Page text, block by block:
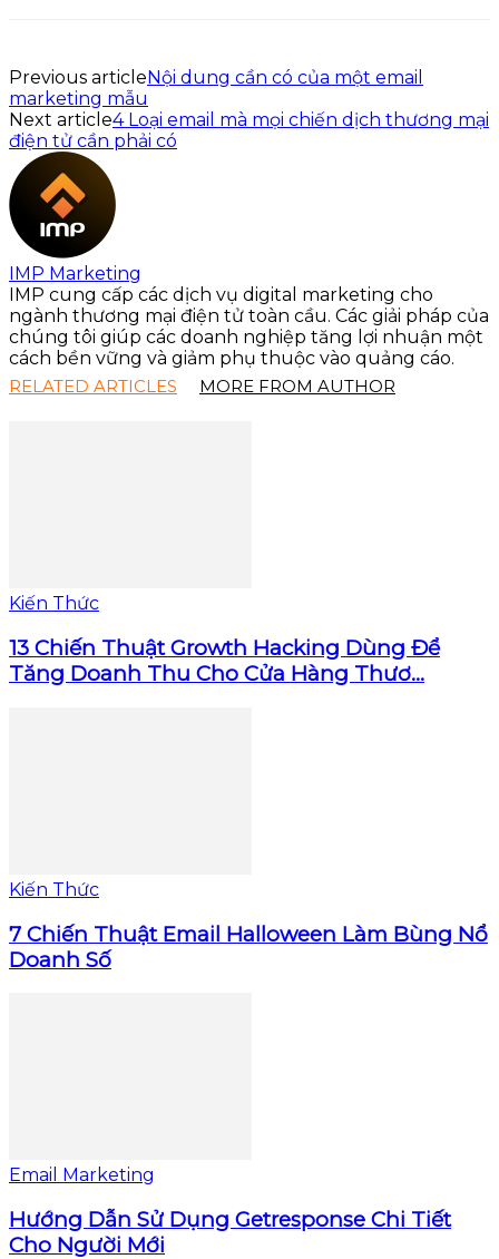
Previous article Nội dung cần có của một email
marketing mẫu
Next article4 Loại email mà mọi chiến dịch thương mại
điện tử cần phải có
IMP Marketing
IMP cung cấp các dịch vụ digital marketing cho
ngành thương mại điện tử toàn cầu. Các giải pháp của
chúng tôi giúp các doanh nghiệp tăng lợi nhuận một
cách bền vững và giảm phụ thuộc vào quảng cáo.
RELATED ARTICLES
MORE FROM AUTHOR
Kiến Thức
13 Chiến Thuật Growth Hacking Dùng Để
Tăng Doanh Thu Cho Cửa Hàng Thươ...
Kiến Thức
7 Chiến Thuật Email Halloween Làm Bùng Nổ
Doanh Số
Email Marketing
Hướng Dẫn Sử Dụng Getresponse Chi Tiết
Cho Người Mới